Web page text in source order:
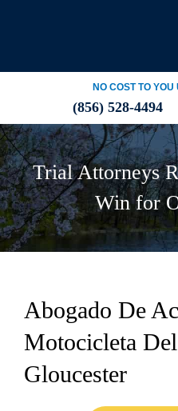
NO COST TO YOU
(856) 528-4494
Trial Attorneys
Win for
Abogado De
Motocicleta
Gloucester